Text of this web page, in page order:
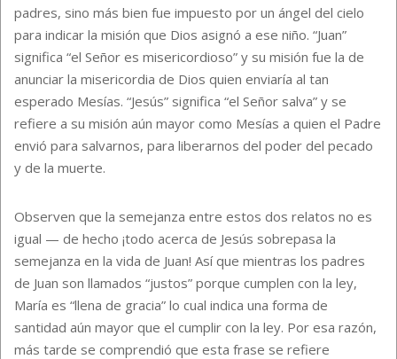
padres, sino más bien fue impuesto por un ángel del cielo
para indicar la misión que Dios asignó a ese niño. “Juan”
significa “el Señor es misericordioso” y su misión fue la de
anunciar la misericordia de Dios quien enviaría al tan
esperado Mesías. “Jesús” significa “el Señor salva” y se
refiere a su misión aún mayor como Mesías a quien el Padre
envió para salvarnos, para liberarnos del poder del pecado
y de la muerte.
Observen que la semejanza entre estos dos relatos no es
igual — de hecho ¡todo acerca de Jesús sobrepasa la
semejanza en la vida de Juan! Así que mientras los padres
de Juan son llamados “justos” porque cumplen con la ley,
María es “llena de gracia” lo cual indica una forma de
santidad aún mayor que el cumplir con la ley. Por esa razón,
más tarde se comprendió que esta frase se refiere